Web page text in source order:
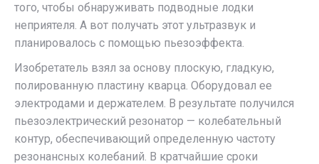
того, чтобы обнаруживать подводные лодки
неприятеля. А вот получать этот ультразвук и
планировалось с помощью пьезоэффекта.
Изобретатель взял за основу плоскую, гладкую,
полированную пластину кварца. Оборудовал ее
электродами и держателем. В результате получился
пьезоэлектрический резонатор — колебательный
контур, обеспечивающий определенную частоту
резонансных колебаний. В кратчайшие сроки